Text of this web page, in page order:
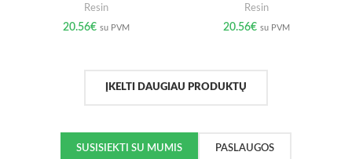
Resin
20.56€ su PVM
Resin
20.56€ su PVM
ĮKELTI DAUGIAU PRODUKTŲ
SUSISIEKTI SU MUMIS PASLAUGOS